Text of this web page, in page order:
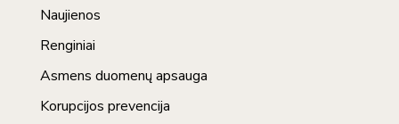
Naujienos
Renginiai
Asmens duomenų apsauga
Korupcijos prevencija